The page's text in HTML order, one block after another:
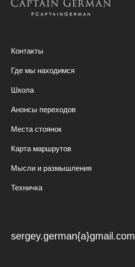
Контакты
Где мы находимся
Школа
Анонсы переходов
Места стоянок
Карта маршрутов
Мысли и размышления
Техничка
sergey.german{a}gmail.com